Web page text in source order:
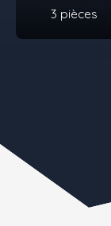
3 pièces